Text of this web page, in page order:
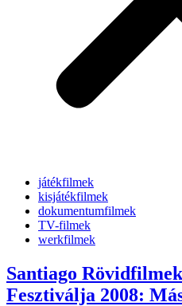
játékfilmek
kisjátékfilmek
dokumentumfilmek
TV-filmek
werkfilmek
Santiago
Fesztiválja 2008: